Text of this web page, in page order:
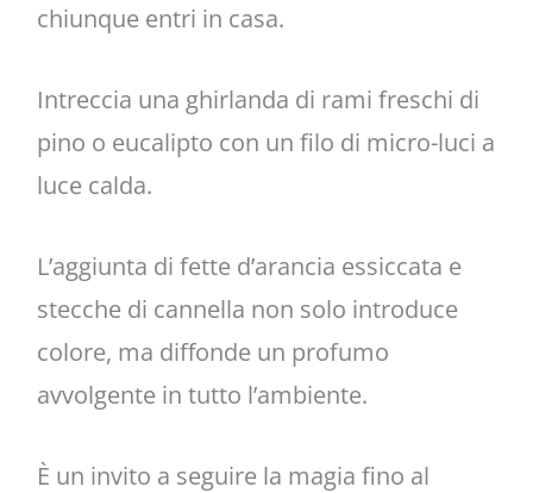
chiunque entri in casa.
Intreccia una ghirlanda di rami freschi di
pino o eucalipto con un filo di micro-luci a
luce calda.
L’aggiunta di fette d’arancia essiccata e
stecche di cannella non solo introduce
colore, ma diffonde un profumo
avvolgente in tutto l’ambiente.
È un invito a seguire la magia fino al